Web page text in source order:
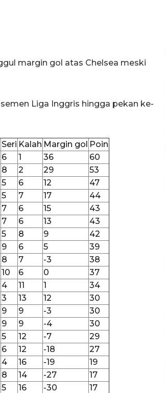
margin gol atas Chelsea meski
Liga Inggris hingga pekan ke-
Seri Kalah Margin gol Poin
6 1 36
60
8 2 29
53
5 6 12
47
5 7 17
44
7 6 15
43
7 6 13
43
5 8 9
42
9 6 5
39
8 7 -3
38
10 6 0
37
4 11 1
34
3 13 12
30
9 9 -3
30
9 9 -4
30
5 12 -7
29
6 12 -18
27
4 16 -19
19
8 14 -27
17
5 16 -30
17